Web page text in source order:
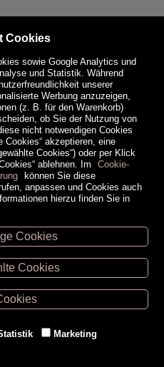
20433
02952/30057
-02984/3836
Cookies
sowie Google Analytics und
und Statistik. Während
unserer
Werbung anzuzeigen,
(z. B. für den Warenkorb)
ob Sie der Nutzung von
nicht notwendigen Cookies
Cookies“ akzeptieren, eine
Cookies“) oder per Klick
ablehnen. Im
Cookie-
können Sie diese
anpassen und Cookies auch
hierzu finden Sie in
Cookies
Cookies
Marketing